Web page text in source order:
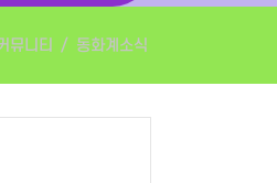
뮤니티 동화계소식